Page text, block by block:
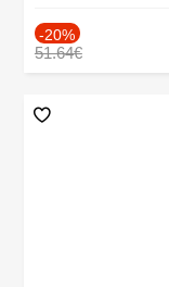
-20%
51.64€